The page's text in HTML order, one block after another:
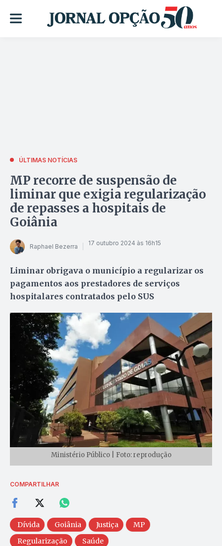
ÚLTIMAS NOTÍCIAS
MP recorre de suspensão de
liminar que exigia regularização
de repasses a hospitais de
Goiânia
Raphael Bezerra 17 outubro 2024 às 16h15
Liminar obrigava o município a regularizar os
pagamentos aos prestadores de serviços
hospitalares contratados pelo SUS
Ministério Público | Foto: reprodução
COMPARTILHAR
Dívida Goiânia Justiça
MP
Regularização
Saúde